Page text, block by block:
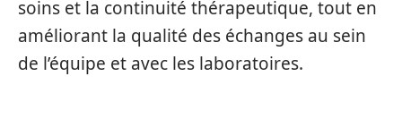
soins et la continuité thérapeutique, tout en
améliorant la qualité des échanges au sein
de l’équipe et avec les laboratoires.